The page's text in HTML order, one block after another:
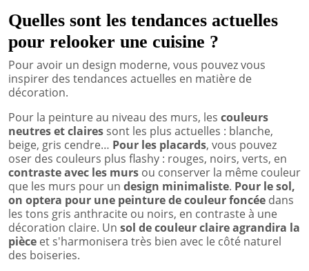
Quelles sont les tendances actuelles
pour relooker une cuisine ?
Pour avoir un design moderne, vous pouvez vous
inspirer des tendances actuelles en matière de
décoration.
Pour la peinture au niveau des murs, les couleurs
neutres et claires sont les plus actuelles : blanche,
beige, gris cendre… Pour les placards, vous pouvez
oser des couleurs plus flashy : rouges, noirs, verts, en
contraste avec les murs ou conserver la même couleur
que les murs pour un design minimaliste. Pour le sol,
on optera pour une peinture de couleur foncée dans
les tons gris anthracite ou noirs, en contraste à une
décoration claire. Un sol de couleur claire agrandira la
pièce et s'harmonisera très bien avec le côté naturel
des boiseries.